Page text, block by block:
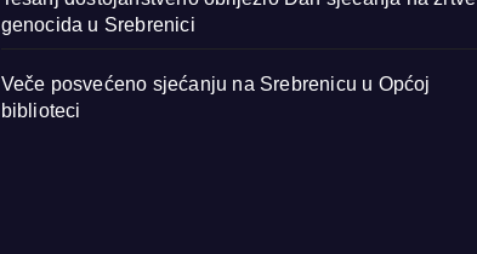
genocida u Srebrenici
Veče posvećeno sjećanju na Srebrenicu u Općoj
biblioteci